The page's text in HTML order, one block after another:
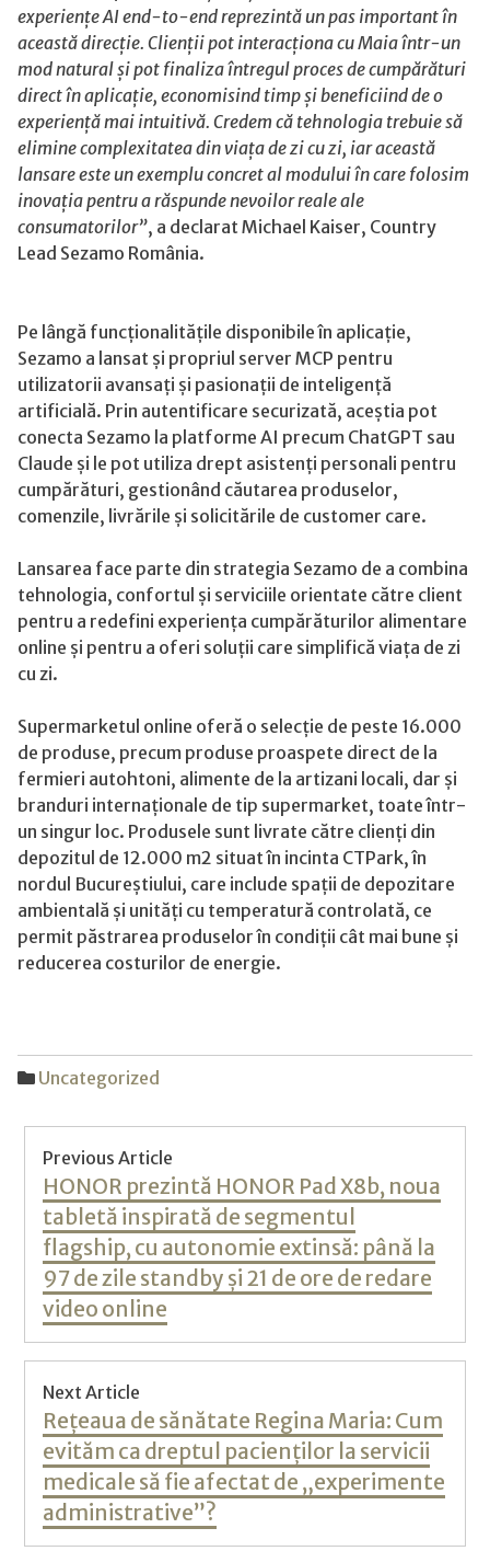
experiențe AI end-to-end reprezintă un pas important în
această direcție. Clienții pot interacționa cu Maia într-un
mod natural și pot finaliza întregul proces de cumpărături
direct în aplicație, economisind timp și beneficiind de o
experiență mai intuitivă. Credem că tehnologia trebuie să
elimine complexitatea din viața de zi cu zi, iar această
lansare este un exemplu concret al modului în care folosim
inovația pentru a răspunde nevoilor reale ale
consumatorilor”, a declarat Michael Kaiser, Country
Lead Sezamo România.
Pe lângă funcționalitățile disponibile în aplicație,
Sezamo a lansat și propriul server MCP pentru
utilizatorii avansați și pasionații de inteligență
artificială. Prin autentificare securizată, aceștia pot
conecta Sezamo la platforme AI precum ChatGPT sau
Claude și le pot utiliza drept asistenți personali pentru
cumpărături, gestionând căutarea produselor,
comenzile, livrările și solicitările de customer care.
Lansarea face parte din strategia Sezamo de a combina
tehnologia, confortul și serviciile orientate către client
pentru a redefini experiența cumpărăturilor alimentare
online și pentru a oferi soluții care simplifică viața de zi
cu zi.
Supermarketul online oferă o selecție de peste 16.000
de produse, precum produse proaspete direct de la
fermieri autohtoni, alimente de la artizani locali, dar și
branduri internaționale de tip supermarket, toate într-
un singur loc. Produsele sunt livrate către clienți din
depozitul de 12.000 m2 situat în incinta CTPark, în
nordul Bucureștiului, care include spații de depozitare
ambientală și unități cu temperatură controlată, ce
permit păstrarea produselor în condiții cât mai bune și
reducerea costurilor de energie.
Uncategorized
Post
navigation
Previous Article
Previous
post:
HONOR prezintă HONOR Pad X8b, noua
tabletă inspirată de segmentul
flagship, cu autonomie extinsă: până la
97 de zile standby și 21 de ore de redare
video online
Next Article
Next
post:
Rețeaua de sănătate Regina Maria: Cum
evităm ca dreptul pacienților la servicii
medicale să fie afectat de „experimente
administrative”?